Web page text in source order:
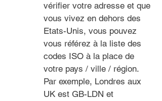
vérifier votre adresse et que
vous vivez en dehors des
Etats-Unis, vous pouvez
vous référez à la liste des
codes ISO à la place de
votre pays / ville / région.
Par exemple, Londres aux
UK est GB-LDN et